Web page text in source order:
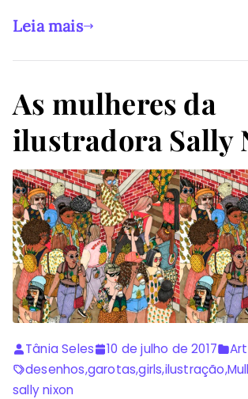
Leia mais
As mulheres da
ilustradora Sally
Tânia Seles 10 de julho de 2017
desenhos,garotas,girls,ilustração,
sally nixon